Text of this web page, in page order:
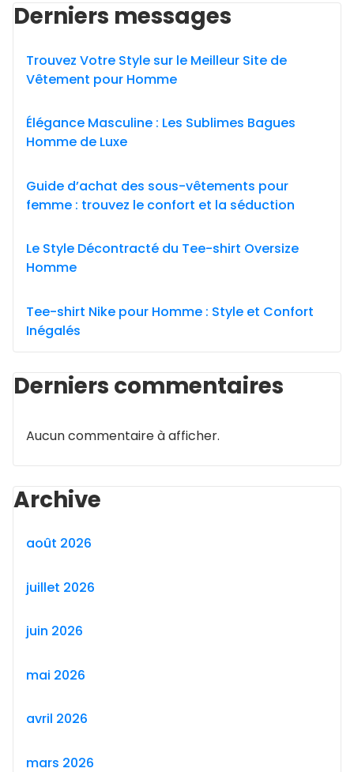
Derniers messages
Trouvez Votre Style sur le Meilleur Site de
Vêtement pour Homme
Élégance Masculine : Les Sublimes Bagues
Homme de Luxe
Guide d’achat des sous-vêtements pour
femme : trouvez le confort et la séduction
Le Style Décontracté du Tee-shirt Oversize
Homme
Tee-shirt Nike pour Homme : Style et Confort
Inégalés
Derniers commentaires
Aucun commentaire à afficher.
Archive
août 2026
juillet 2026
juin 2026
mai 2026
avril 2026
mars 2026